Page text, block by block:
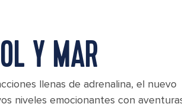
Y MAR
llenas de adrenalina, el nuevo
niveles emocionantes con